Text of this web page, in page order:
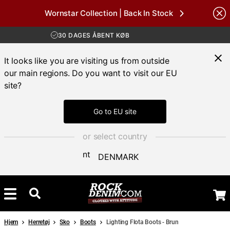
Wornstar Collection | Back In Stock
30 DAGES ÅBENT KØB
HURTIG LEVERING 3 – 5 DAGE
GRATIS FRAGT VED KØB OVER 700 KR
It looks like you are visiting us from outside
our main regions. Do you want to visit our EU
site?
Go to EU site
or select country
DENMARK
Hjem Herretøj Sko Boots Lighting Flota Boots - Brun